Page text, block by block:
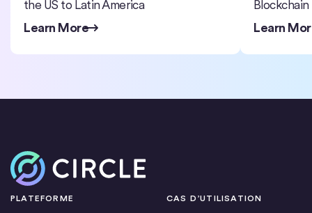
the US to Latin America
Learn More
Learn
Accueil
PLATEFORME CAS D’UTILISATION